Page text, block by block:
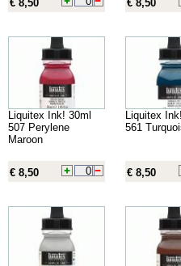
€ 8,50 € 8,50
Liquitex Ink! 30ml
507 Perylene
Maroon
€ 8,50
Liquitex
561
€ 8,50